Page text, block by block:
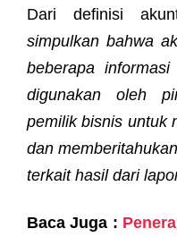
Dari definisi
simpulkan bahwa
beberapa
digunakan oleh
pemilik bisnis untuk
dan
terkait hasil dari
Baca Juga :